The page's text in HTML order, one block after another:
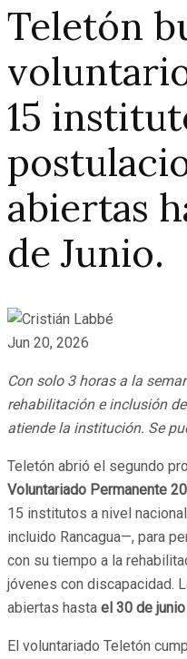
Teletón
15
abiertas
de Junio.
Jun 20, 2026
Con solo 3 horas a la
rehabilitación e inclusión
atiende la institución. Se
Teletón abrió el segundo
Voluntariado Permanente
15 institutos a nivel
incluido Rancagua—, para
con su tiempo a la
jóvenes con discapacidad.
abiertas hasta el 30 de junio
El voluntariado Teletón